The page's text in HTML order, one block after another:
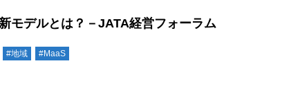
モデルとは？－JATA経営フォーラム
#地域 #MaaS